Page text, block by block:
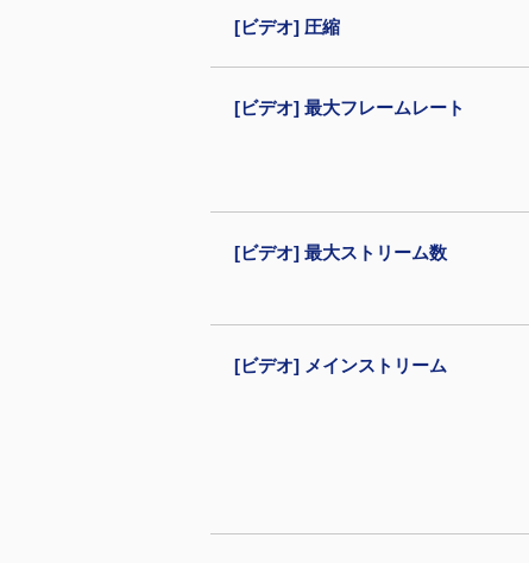
[ビデオ] 圧縮
[ビデオ] 最大フレームレート
[ビデオ] 最大ストリーム数
[ビデオ] メインストリーム